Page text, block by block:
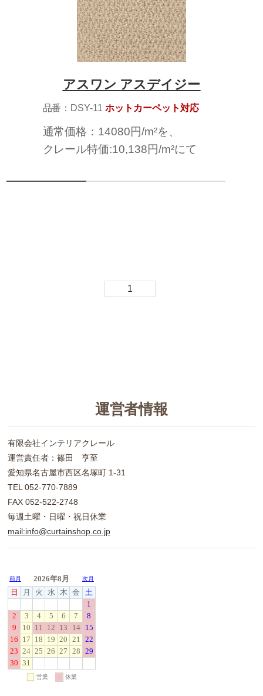
アスワン アスデイジー
品番：DSY-11ホットカーペット対応
通常価格：14080円/m²を、
クレール特価:10,138円/m²にて
1
運営者情報
有限会社インテリアクレール
運営責任者：篠田 亨至
愛知県名古屋市西区名塚町 1-31
TEL 052-770-7889
FAX 052-522-2748
毎週土曜・日曜・祝日休業
mail:info@curtainshop.co.jp